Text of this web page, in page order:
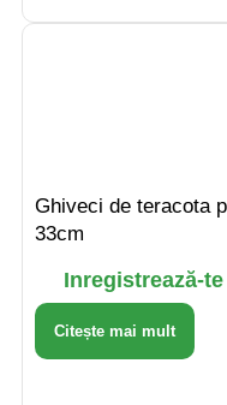
Ghiveci de teracota
33cm
Inregistrează-
Citește mai mult